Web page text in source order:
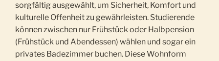
sorgfältig ausgewählt, um Sicherheit, Komfort und
kulturelle Offenheit zu gewährleisten. Studierende
können zwischen nur Frühstück oder Halbpension
(Frühstück und Abendessen) wählen und sogar ein
privates Badezimmer buchen. Diese Wohnform